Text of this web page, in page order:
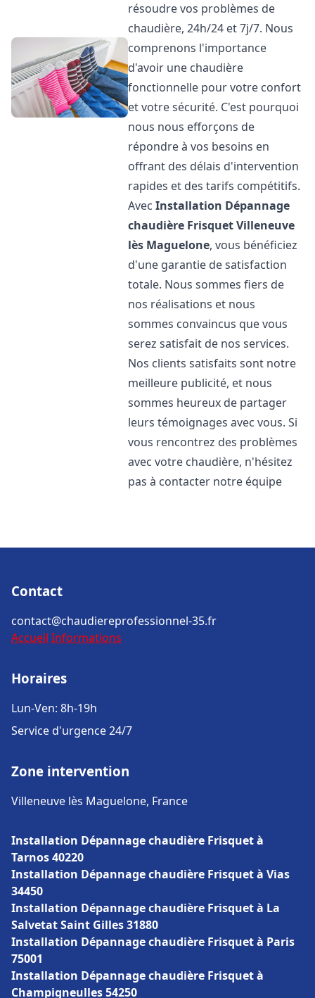
résoudre vos problèmes de
chaudière, 24h/24 et 7j/7. Nous
comprenons l'importance
d'avoir une chaudière
fonctionnelle pour votre confort
et votre sécurité. C'est pourquoi
nous nous efforçons de
répondre à vos besoins en
offrant des délais d'intervention
rapides et des tarifs compétitifs.
AvecInstallation Dépannage
chaudière FrisquetVilleneuve
lès Maguelone, vous bénéficiez
d'une garantie de satisfaction
totale. Nous sommes fiers de
nos réalisations et nous
sommes convaincus que vous
serez satisfait de nos services.
Nos clients satisfaits sont notre
meilleure publicité, et nous
sommes heureux de partager
leurs témoignages avec vous. Si
vous rencontrez des problèmes
avec votre chaudière, n'hésitez
pas à contacter notre équipe
Contact
contact@chaudiereprofessionnel-35.fr
Accueil Informations
Horaires
Lun-Ven: 8h-19h
Service d'urgence 24/7
Zone intervention
Villeneuve lès Maguelone, France
Installation Dépannage chaudière Frisquet à
Tarnos 40220
Installation Dépannage chaudière Frisquet à Vias
34450
Installation Dépannage chaudière Frisquet à La
Salvetat Saint Gilles 31880
Installation Dépannage chaudière Frisquet à Paris
75001
Installation Dépannage chaudière Frisquet à
Champigneulles 54250